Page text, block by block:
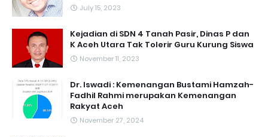
July 15, 2023
Kejadian di SDN 4 Tanah Pasir, Dinas P dan
K Aceh Utara Tak Tolerir Guru Kurung Siswa
November 11, 2023
Dr. Iswadi : Kemenangan Bustami Hamzah-
Fadhil Rahmi merupakan Kemenangan
Rakyat Aceh
November 27, 2024